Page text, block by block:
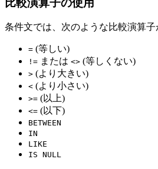
条件文では、次のような比較演算子
= (等しい)
!= または <> (等しくない)
> (より大きい)
< (より小さい)
>= (以上)
<= (以下)
BETWEEN
IN
LIKE
IS NULL